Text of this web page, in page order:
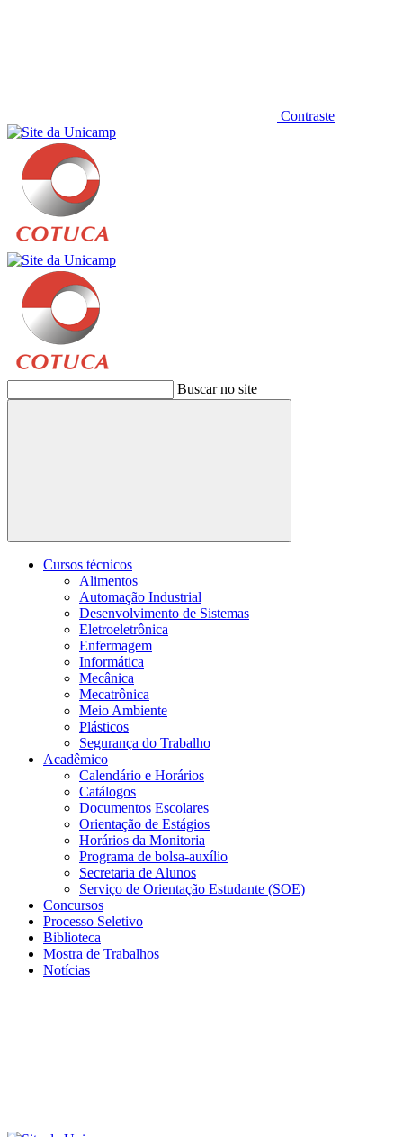
Contraste
Buscar no site
Buscar
Cursos técnicos
Alimentos
Automação Industrial
Desenvolvimento de Sistemas
Eletroeletrônica
Enfermagem
Informática
Mecânica
Mecatrônica
Meio Ambiente
Plásticos
Segurança do Trabalho
Acadêmico
Calendário e Horários
Catálogos
Documentos Escolares
Orientação de Estágios
Horários da Monitoria
Programa de bolsa-auxílio
Secretaria de Alunos
Serviço de Orientação Estudante (SOE)
Concursos
Processo Seletivo
Biblioteca
Mostra de Trabalhos
Notícias